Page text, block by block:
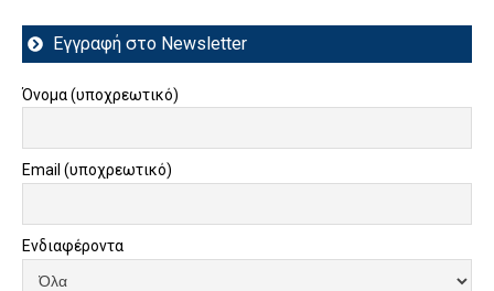
Εγγραφή στο Newsletter
Όνομα (υποχρεωτικό)
Email (υποχρεωτικό)
Ενδιαφέροντα